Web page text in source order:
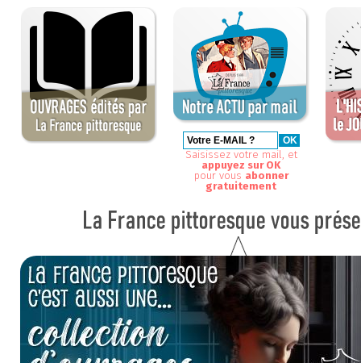
Saisissez votre mail, et
appuyez sur OK
pour vous abonner
gratuitement